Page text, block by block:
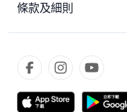
條款及細則